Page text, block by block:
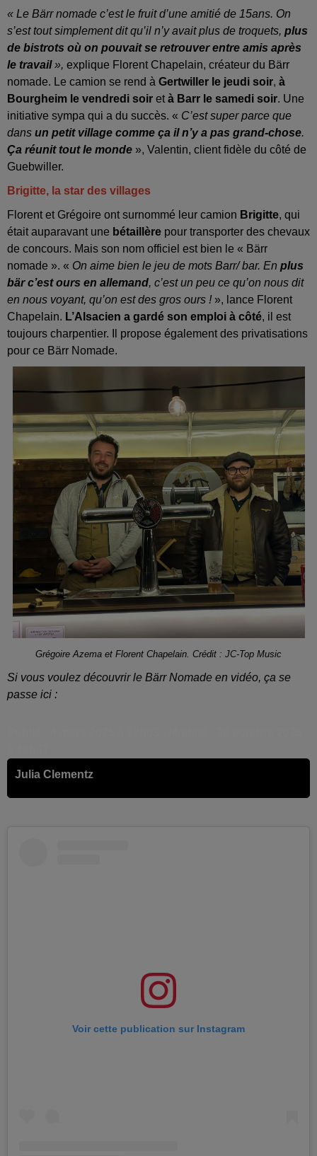
« Le Bärr nomade c’est le fruit d’une amitié de 15ans. On
s’est tout simplement dit qu’il n’y avait plus de troquets, plus
de bistrots où on pouvait se retrouver entre amis après
le travail», explique Florent Chapelain, créateur du Bärr
nomade. Le camion se rend à Gertwiller le jeudi soir, à
Bourgheim le vendredi soir età Barr le samedi soir. Une
initiative sympa qui a du succès. « C’est super parce que
dans un petit village comme ça il n’y a pas grand-chose.
Ça réunit tout le monde », Valentin, client fidèle du côté de
Guebwiller.
Brigitte, la star des villages
Florent et Grégoire ont surnommé leur camion Brigitte, qui
était auparavant une bétaillère pour transporter des chevaux
de concours. Mais son nom officiel est bien le « Bärr
nomade ». « On aime bien le jeu de mots Barr/ bar. En plus
bär c’est ours en allemand, c’est un peu ce qu’on nous dit
en nous voyant, qu’on est des gros ours !», lance Florent
Chapelain. L’Alsacien a gardé son emploi à côté, il est
toujours charpentier. Il propose également des privatisations
pour ce Bärr Nomade.
Grégoire Azema et Florent Chapelain. Crédit : JC-Top Music
Si vous voulez découvrir le Bärr Nomade en vidéo, ça se
passe ici :
Julia Clementz
Voir cette publication sur Instagram